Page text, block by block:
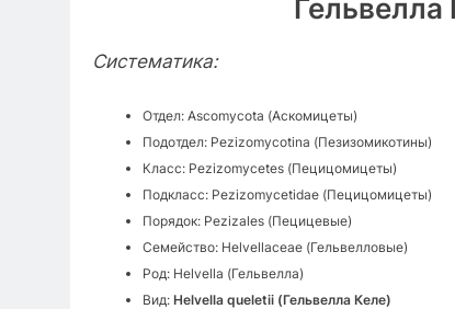
Систематика:
Отдел: Ascomycota (Аскомицеты)
Подотдел: Pezizomycotina (Пезизомикотины)
Класс: Pezizomycetes (Пецицомицеты)
Подкласс: Pezizomycetidae (Пецицомицеты)
Порядок: Pezizales (Пецицевые)
Семейство: Helvellaceae (Гельвелловые)
Род: Helvella (Гельвелла)
Вид: Helvella queletii (Гельвелла Келе)